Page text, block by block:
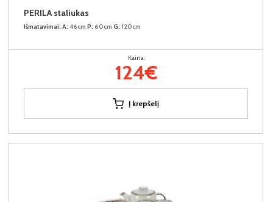
PERILA staliukas
Išmatavimai: A: 46cm P: 60cm G: 120cm
Kaina:
124€
Į krepšelį